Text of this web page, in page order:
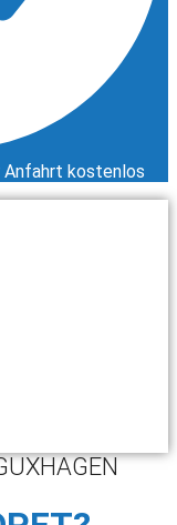
Anfahrt kostenlos